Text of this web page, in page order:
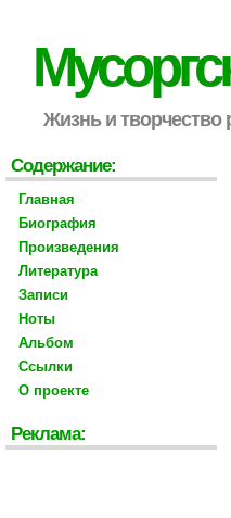
Жизнь и творчество
Содержание:
Главная
Биография
Произведения
Литература
Записи
Ноты
Альбом
Ссылки
О проекте
Реклама: